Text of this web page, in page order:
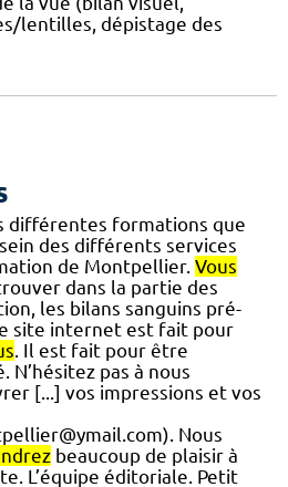
lentilles, dépistage des
différentes formations que
des différents services
de Montpellier. Vous
dans la partie des
les bilans sanguins pré-
site internet est fait pour
. Il est fait pour être
pas à nous
[...] vos impressions et vos
Nous
beaucoup de plaisir à
L’équipe éditoriale. Petit